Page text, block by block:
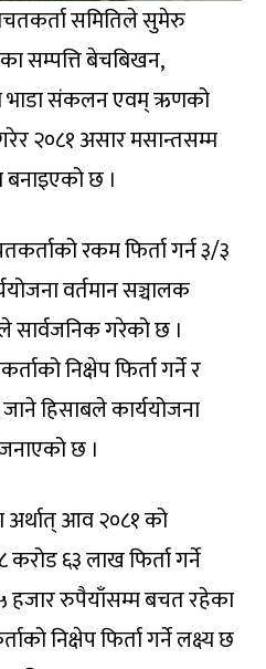
समितिले सुमेरु
सम्पत्ति बेचबिखन,
भाडा संकलन एवम् ऋणको
२०८१ असार मसान्तसम्म
बनाइएको छ ।
रकम फिर्ता गर्न ३/३
वर्तमान सञ्चालक
सार्वजनिक गरेको छ ।
निक्षेप फिर्ता गर्ने र
हिसाबले कार्ययोजना
छ ।
अर्थात् आव २०८१ को
६३ लाख फिर्ता गर्ने
हजार रुपैयाँसम्म बचत रहेका
निक्षेप फिर्ता गर्ने लक्ष्य छ